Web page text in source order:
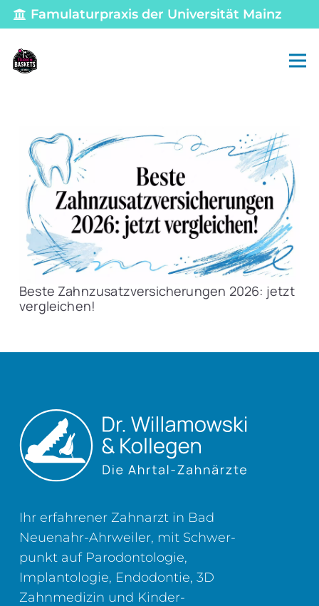
Famulaturpraxis der Universität Mainz
Beste Zahnzusatzversicherungen 2026: jetzt
vergleichen!
Ihr erfahrener Zahnarzt in Bad
Neuenahr-Ahrweiler, mit Schwer­
punkt auf Parodontologie,
Implantologie, Endodontie, 3D
Zahn­medizin und Kinder­